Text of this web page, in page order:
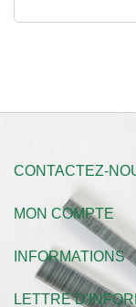
CONTACTEZ-
MON COMPTE
INFORMATIONS
LETTRE